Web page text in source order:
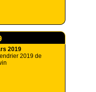
2019
2019 de